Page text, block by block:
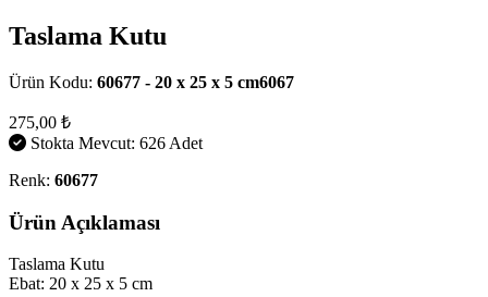
Taslama Kutu
Ürün Kodu: 60677 - 20 x 25 x 5 cm6067
275,00 ₺
Stokta Mevcut: 626 Adet
Renk: 60677
Ürün Açıklaması
Taslama Kutu
Ebat: 20 x 25 x 5 cm